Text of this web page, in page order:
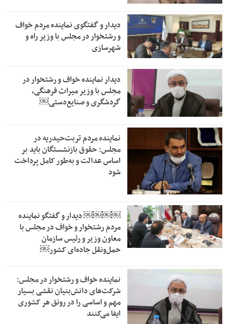
دیدار و گفتگوی نماینده مردم خواف
و رشتخوار در مجلس با وزیر راه و
شهرسازی
دیدار نماینده خواف و رشتخوار در
مجلس با وزیر میراث فرهنگی،
گردشگری و صنایع‌دستی￼
نماینده مردم تربت‌حیدریه در
مجلس: حقوق بازنشستگان باید بر
اساس عدالت و به‌طور کامل پرداخت
شود
￼￼￼￼‏ دیدار و گفتگو نماینده
مردم رشتخوار و خواف در مجلس با
معاون وزیر و رئیس سازمان
حمل‌ونقل جاده‌ای کشور￼
نماینده خواف و رشتخوار در مجلس:
شرکت‌های دانش‌بنیان نقشی بسیار
مهم و اساسی را در رونق هر کشوری
ایفا می‌کنند